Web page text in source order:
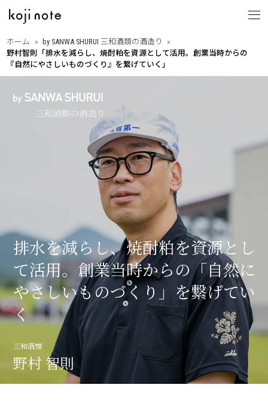
koji noteとは
from OITA
大分を巡る
・大分ゆかりのあの人
・大分に暮らすということ
・Dr.下田の新本格焼酎論
・もっと語ろう麹と発酵
・はじめての発酵食レシピ
・麹と発酵の基礎講座
by SANWA SHURUI
三和酒類の酒造り
about CCRN
麹プロジェクト
ホーム
by SANWA SHURUI 三和酒類の酒造り
野村智則「排水を減らし、焼酎粕を資源として活用。創業当時からの
『自然にやさしいものづくり』を繋げていく」
排水を減らし、焼酎粕を資源とし
て活用。創業当時からの「自然に
やさしいものづくり」を繋げてい
く
三和酒類
野村 智則